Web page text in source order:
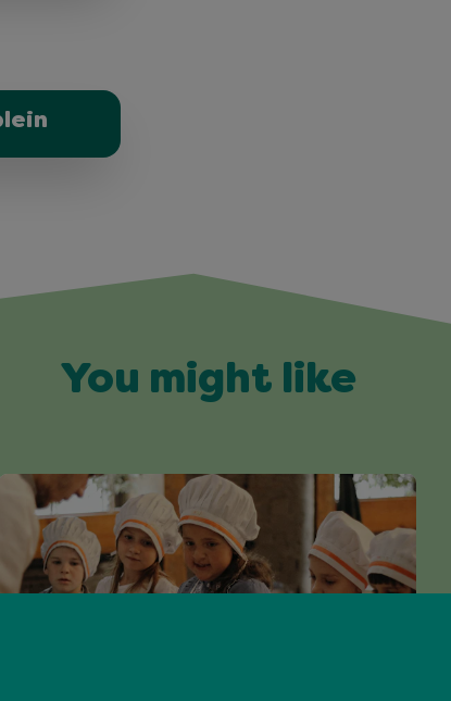
You might like